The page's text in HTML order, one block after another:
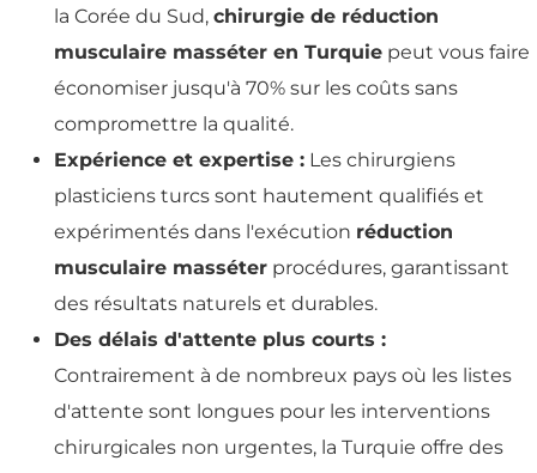
la Corée du Sud, chirurgie de réduction
musculaire masséter en Turquie peut vous faire
économiser jusqu'à 70% sur les coûts sans
compromettre la qualité.
Expérience et expertise : Les chirurgiens
plasticiens turcs sont hautement qualifiés et
expérimentés dans l'exécution réduction
musculaire masséter procédures, garantissant
des résultats naturels et durables.
Des délais d'attente plus courts :
Contrairement à de nombreux pays où les listes
d'attente sont longues pour les interventions
chirurgicales non urgentes, la Turquie offre des